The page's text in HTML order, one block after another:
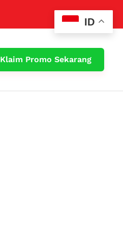
Klaim Promo Sekarang
ID